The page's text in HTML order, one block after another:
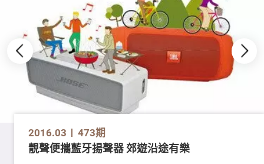
2016.03 473期
靚聲便攜藍牙揚聲器 郊遊沿途有樂